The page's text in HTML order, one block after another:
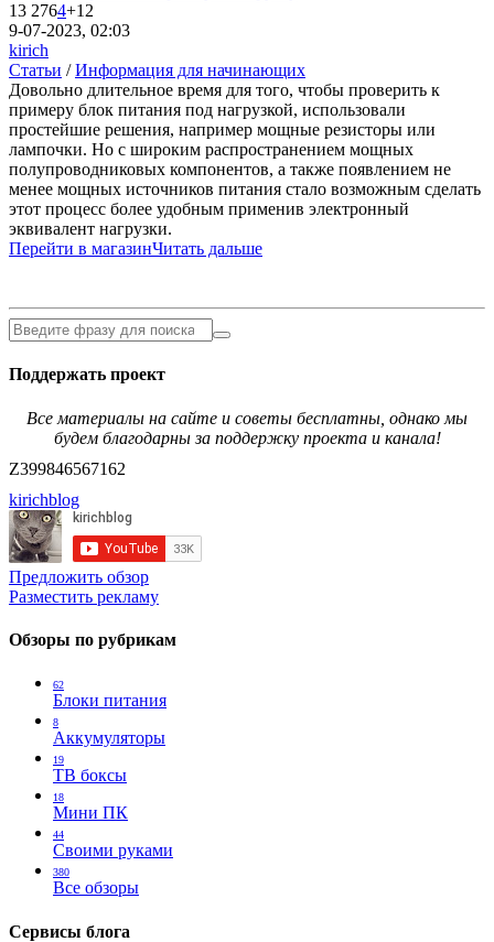
13 2764+12
9-07-2023, 02:03
kirich
Статьи /Информация для начинающих
Довольно длительное время для того, чтобы проверить к
примеру блок питания под нагрузкой, использовали
простейшие решения, например мощные резисторы или
лампочки. Но с широким распространением мощных
полупроводниковых компонентов, а также появлением не
менее мощных источников питания стало возможным сделать
этот процесс более удобным применив электронный
эквивалент нагрузки.
Перейти в магазинЧитать дальше
Поддержать проект
Все материалы на сайте и советы бесплатны, однако мы
будем благодарны за поддержку проекта и канала!
Z399846567162
kirichblog
Предложить обзор
Разместить рекламу
Обзоры по рубрикам
62
Блоки питания
8
Аккумуляторы
19
ТВ боксы
18
Мини ПК
44
Своими руками
380
Все обзоры
Сервисы блога